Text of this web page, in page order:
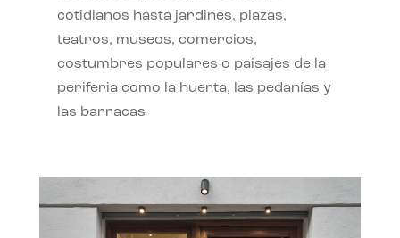
cotidianos hasta jardines, plazas,
teatros, museos, comercios,
costumbres populares o paisajes de la
periferia como la huerta, las pedanías y
las barracas